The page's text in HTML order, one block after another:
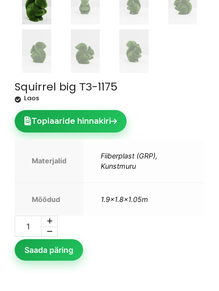
Squirrel big ТЗ-1175
Laos
Topiaaride hinnakiri
Materjalid
Fiiberplast (GRP),
Kunstmuru
Mõõdud 1.9×1.8×1.05m
Saada päring